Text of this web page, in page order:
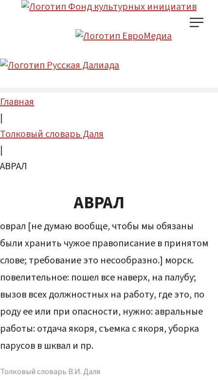
Главная
|
Толковый словарь Даля
|
АВРАЛ
АВРАЛ
оврал [не думаю вообще, чтобы мы обязаны
были хранить чужое правописание в принятом
слове; требование это несообразно.] морск.
повелительное: пошел все наверх, на палубу;
вызов всех должностных на работу, где это, по
роду ее или при опасности, нужно: авральные
работы: отдача якоря, съемка с якоря, уборка
парусов в шквал и пр.
Толковый словарь В.И. Даля